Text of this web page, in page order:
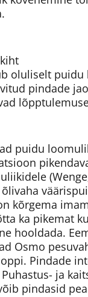
oluliselt
pindade
puidu
kõrgema
ka pikemat
hooldada.
Osmo
Pindade
ja
pindasid